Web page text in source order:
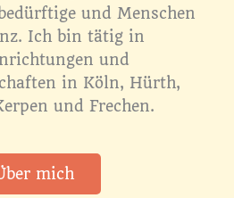
und Menschen
Ich bin tätig in
und
in Köln, Hürth,
und Frechen.
mich